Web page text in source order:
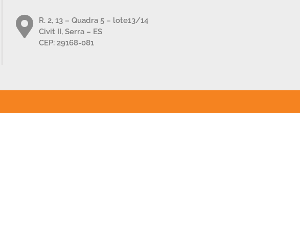
R. 2, 13 – Quadra 5 – lote13/14
Civit II, Serra – ES
CEP: 29168-081